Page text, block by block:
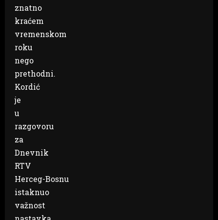
znatno
kraćem
vremenskom
roku
nego
prethodni.
Kordić
je
u
razgovoru
za
Dnevnik
RTV
Herceg-Bosnu
istaknuo
važnost